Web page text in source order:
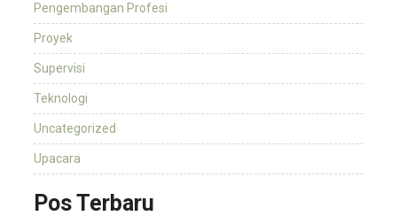
Pengembangan Profesi
Proyek
Supervisi
Teknologi
Uncategorized
Upacara
Pos Terbaru